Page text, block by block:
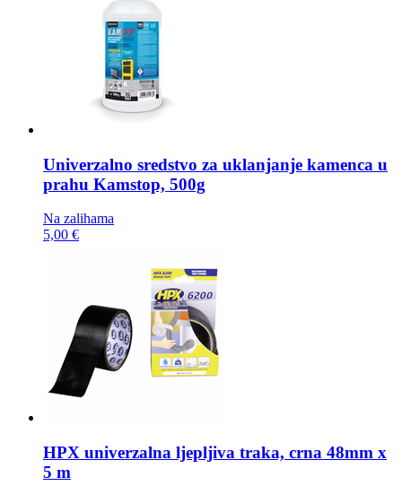
Univerzalno sredstvo za uklanjanje kamenca u
prahu Kamstop, 500g
Na zalihama
5,00 €
HPX univerzalna ljepljiva traka, crna 48mm x
5 m